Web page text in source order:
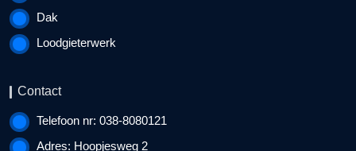
Dak
Loodgieterwerk
Contact
Telefoon nr: 038-8080121
Adres: Hoopjesweg 2